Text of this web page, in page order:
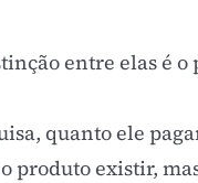
entre elas é o
quanto ele
produto existir,